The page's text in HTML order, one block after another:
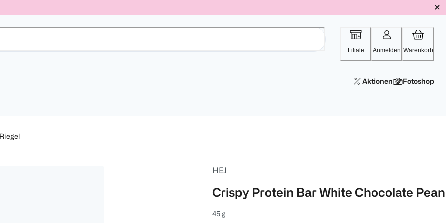
Filiale Anmelden Warenkorb
Aktionen Fotoshop
HEJ
Crispy Protein Bar White Chocolate
45 g